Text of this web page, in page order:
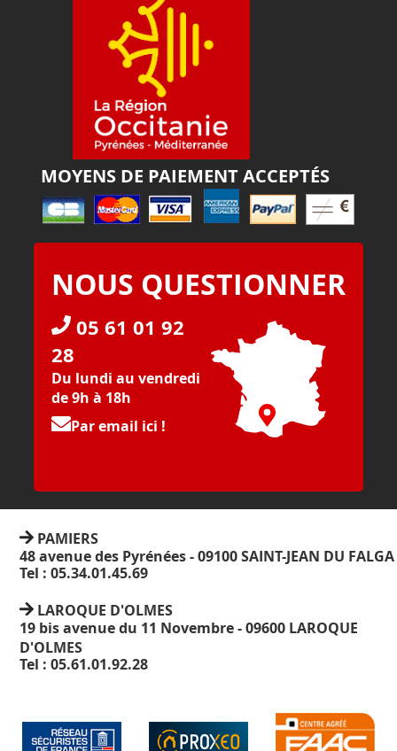
MOYENS DE PAIEMENT ACCEPTÉS
NOUS QUESTIONNER
05 61 01 92
28
Du lundi au vendredi
de 9h à 18h
Par email ici !
PAMIERS
48 avenue des Pyrénées - 09100 SAINT-JEAN DU FALGA
Tel : 05.34.01.45.69
LAROQUE D'OLMES
19 bis avenue du 11 Novembre - 09600 LAROQUE
D'OLMES
Tel : 05.61.01.92.28